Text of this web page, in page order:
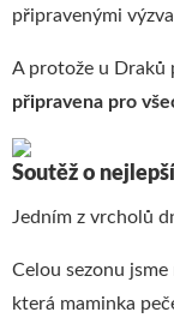
připravenými
A protože u Draků
připravena pro
Soutěž o
Jedním z vrcholů
Celou sezonu
která maminka